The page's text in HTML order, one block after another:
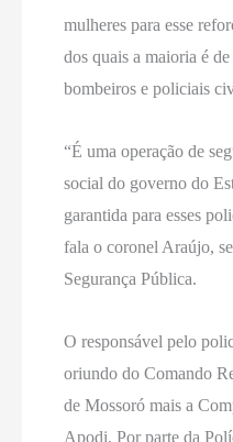
mulheres para esse
dos quais a maioria é
bombeiros e policiais
“É uma operação de
social do governo do
garantida para esses
fala o coronel Araújo,
Segurança Pública.
O responsável pelo
oriundo do Comando
de Mossoró mais a
Apodi. Por parte da